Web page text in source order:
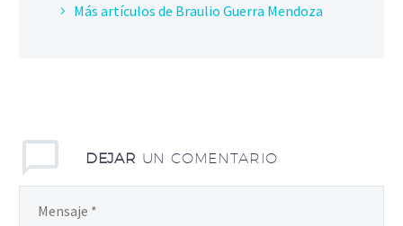
Más artículos de Braulio Guerra Mendoza
DEJAR UN COMENTARIO